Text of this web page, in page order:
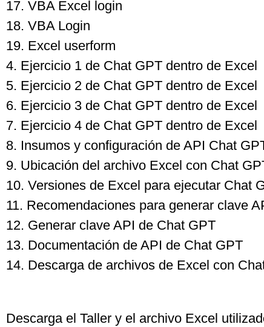
17. VBA Excel login
18. VBA Login
19. Excel userform
4. Ejercicio 1 de Chat GPT dentro de Excel
5. Ejercicio 2 de Chat GPT dentro de Excel
6. Ejercicio 3 de Chat GPT dentro de Excel
7. Ejercicio 4 de Chat GPT dentro de Excel
8. Insumos y configuración de API Chat
9. Ubicación del archivo Excel con Chat
10. Versiones de Excel para ejecutar Chat
11. Recomendaciones para generar clave
12. Generar clave API de Chat GPT
13. Documentación de API de Chat GPT
14. Descarga de archivos de Excel con
Descarga el Taller y el archivo Excel